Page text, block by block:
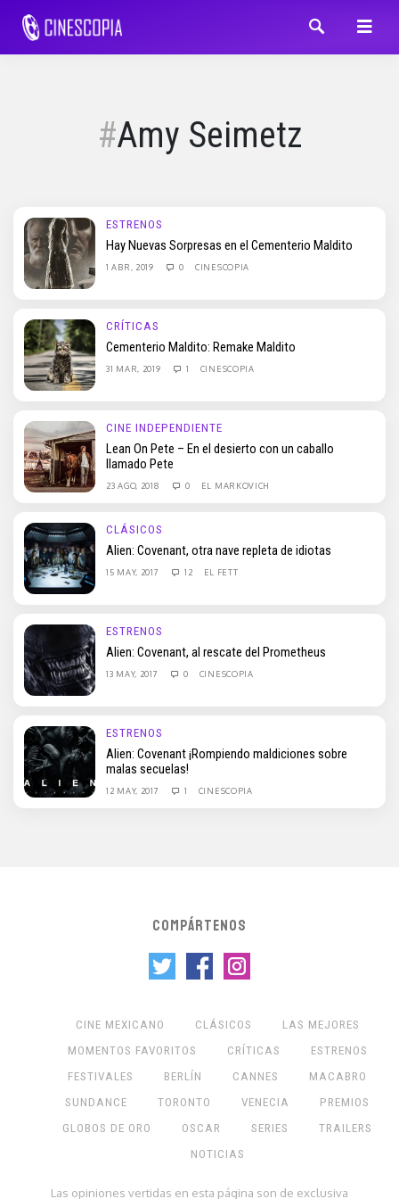
Amy Seimetz
ESTRENOS
Hay Nuevas Sorpresas en el Cementerio Maldito
1 ABR, 2019 0 CINESCOPIA
CRÍTICAS
Cementerio Maldito: Remake Maldito
31 MAR, 2019 1 CINESCOPIA
CINE INDEPENDIENTE
Lean On Pete – En el desierto con un caballo
llamado Pete
23 AGO, 2018 0 EL MARKOVICH
CLÁSICOS
Alien: Covenant, otra nave repleta de idiotas
15 MAY, 2017 12 EL FETT
ESTRENOS
Alien: Covenant, al rescate del Prometheus
13 MAY, 2017 0 CINESCOPIA
ESTRENOS
Alien: Covenant ¡Rompiendo maldiciones sobre
malas secuelas!
12 MAY, 2017 1 CINESCOPIA
COMPÁRTENOS
CINE MEXICANO CLÁSICOS
LAS MEJORES
MOMENTOS FAVORITOS
CRÍTICAS
ESTRENOS
FESTIVALES
BERLÍN CANNES
MACABRO
SUNDANCE
TORONTO VENECIA
PREMIOS
GLOBOS DE ORO
OSCAR SERIES
TRAILERS
NOTICIAS
Las opiniones vertidas en esta página son de exclusiva